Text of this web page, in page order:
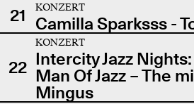
21
KONZERT
Camilla Sparksss -
22
KONZERT
Intercity Jazz
Man Of Jazz – The
Mingus